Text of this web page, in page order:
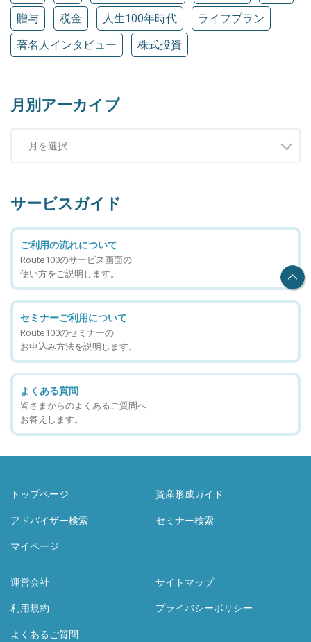
贈与
税金 人生100年時代
ライフプラン
著名人インタビュー
株式投資
月別アーカイブ
サービスガイド
ご利用の流れについて
Route100のサービス画面の
使い方をご説明します。
セミナーご利用について
Route100のセミナーの
お申込み方法を説明します。
よくある質問
皆さまからのよくあるご質問へ
お答えします。
トップページ
資産形成ガイド
アドバイザー検索
セミナー検索
マイページ
運営会社
サイトマップ
利用規約
プライバシーポリシー
よくあるご質問